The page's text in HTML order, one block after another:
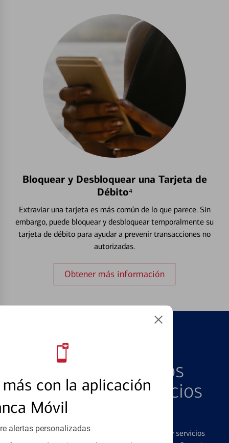
con la aplicación
Móvil
alertas personalizadas
Bloquear y Desbloquear una Tarjeta de
Débito⁴
Extraviar una tarjeta es más común de lo que parece. Sin
embargo, puede bloquear y desbloquear temporalmente su
tarjeta de débito para ayudar a prevenir transacciones no
autorizadas.
Obtener más información
Explore Nuestros
Productos y Servicios
Destacados
Ofrecemos una amplia gama de productos y servicios